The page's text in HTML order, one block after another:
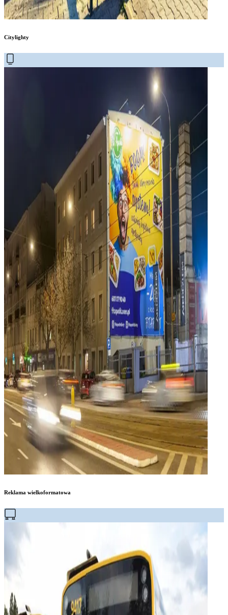
Citylighty
Reklama wielkoformatowa